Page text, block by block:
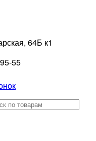
64Б к1
55